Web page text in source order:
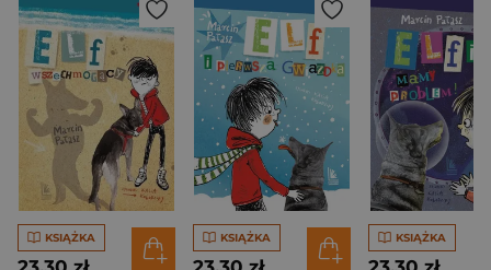
KSIĄŻKA KSIĄŻKA KSIĄŻKA